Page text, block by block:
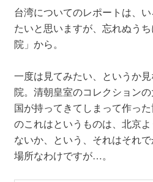
台湾についてのレポートは、
たいと思いますが、忘れぬう
院」から。
一度は見てみたい、というか
院。清朝皇室のコレクション
国が持ってきてしまって作っ
のこれはというものは、北京
ないか、という、それはそれ
場所なわけですが…。